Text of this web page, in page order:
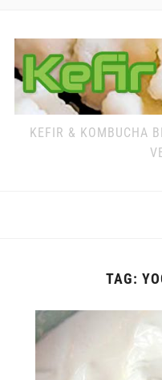
KEFIR & KOMBUCHA
TAG: